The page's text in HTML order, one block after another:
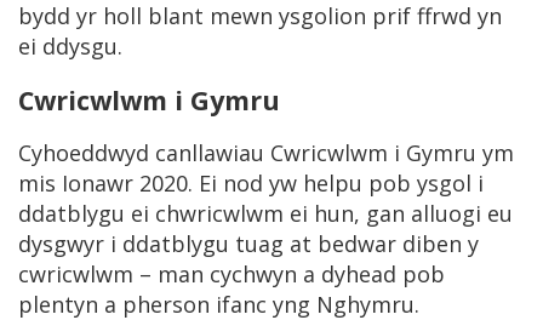
bydd yr holl blant mewn ysgolion prif ffrwd yn
ei ddysgu.
Cwricwlwm i Gymru
Cyhoeddwyd canllawiau Cwricwlwm i Gymru ym
mis Ionawr 2020. Ei nod yw helpu pob ysgol i
ddatblygu ei chwricwlwm ei hun, gan alluogi eu
dysgwyr i ddatblygu tuag at bedwar diben y
cwricwlwm – man cychwyn a dyhead pob
plentyn a pherson ifanc yng Nghymru.